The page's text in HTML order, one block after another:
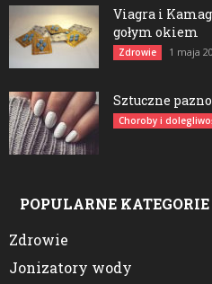
Viagra i
gołym okiem
Zdrowie 1 maja
Sztuczne
Choroby i
POPULARNE KATEGORIE
Zdrowie
Jonizatory wody